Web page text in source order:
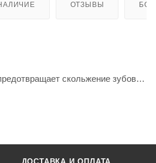
ОТЗЫВЫ
скольжение зубов.